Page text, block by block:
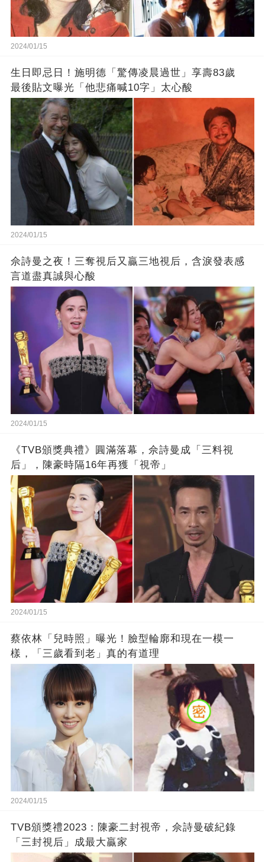
2024/01/15
生日即忌日！施明德「驚傳凌晨過世」享壽83歲
最後貼文曝光「他悲痛喊10字」太心酸
2024/01/15
佘詩曼之夜！三奪視后又贏三地視后，含淚發表感
言道盡真誠與心酸
2024/01/15
《TVB頒獎典禮》圓滿落幕，佘詩曼成「三料視
后」，陳豪時隔16年再獲「視帝」
2024/01/15
蔡依林「兒時照」曝光！臉型輪廓和現在一模一
樣，「三歲看到老」真的有道理
2024/01/15
TVB頒獎禮2023：陳豪二封視帝，佘詩曼破紀錄
「三封視后」成最大贏家